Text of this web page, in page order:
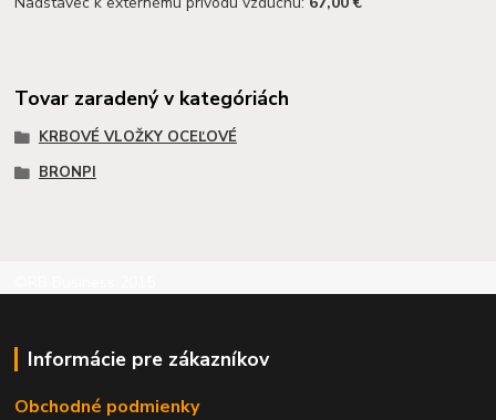
Tovar zaradený v kategóriách
KRBOVÉ VLOŽKY OCEĽOVÉ
BRONPI
Informácie pre zákazníkov
Obchodné podmienky